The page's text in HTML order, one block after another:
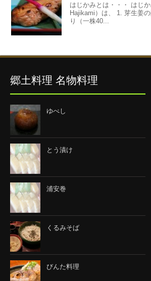
はじかみとは・・・ はじ
Hajikami）は、 1. 芽生姜
り（一株40...
郷土料理 名物料理
ゆべし
とう漬け
浦安巻
くるみそば
びんた料理